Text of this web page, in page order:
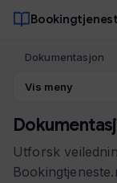
Dokumentasjon
Vis meny
Utforsk